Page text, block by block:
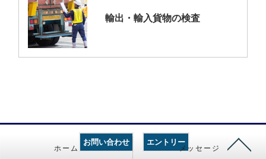
輸出・輸入貨物の検査
お問い合わせ エントリー
ホーム メッセージ